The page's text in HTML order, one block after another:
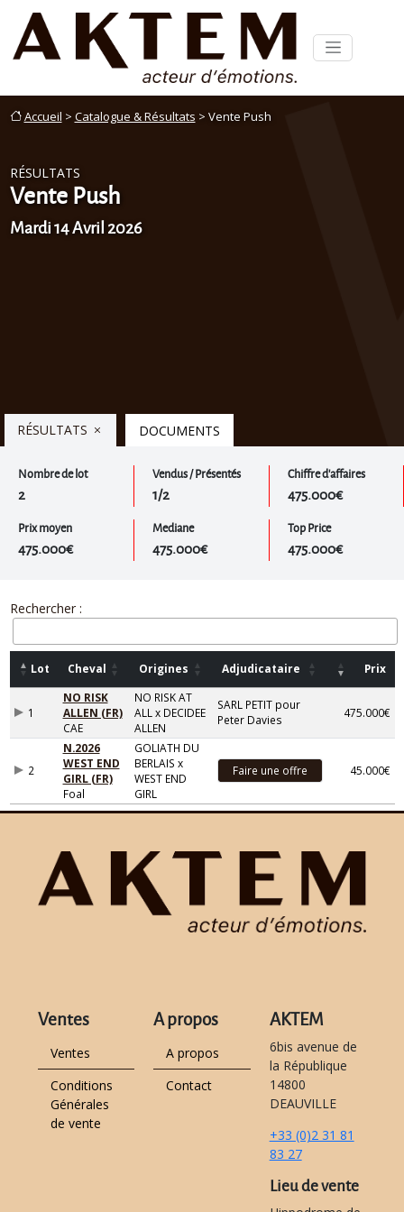
Accueil > Catalogue & Résultats > Vente Push
RÉSULTATS
Vente Push
Mardi 14 Avril 2026
RÉSULTATS DOCUMENTS
Nombre de lot
2
Vendus / Présentés
1/2
Chiffre d'affaires
475.000€
Prix moyen
475.000€
Mediane
475.000€
Top Price
475.000€
Rechercher :
Lot Cheval Origines Adjudicataire Prix
1
NO RISK
ALLEN (FR)
CAE
NO RISK AT
ALL x DECIDEE
ALLEN
SARL PETIT pour
Peter Davies
475.000€
2
N.2026
WEST END
GIRL (FR)
Foal
GOLIATH DU
BERLAIS x
WEST END
GIRL
45.000€
Ventes
Ventes
Conditions
Générales
de vente
A propos
A propos
Contact
AKTEM
6bis avenue de
la République
14800
DEAUVILLE
+33 (0)2 31 81
83 27
Lieu de vente